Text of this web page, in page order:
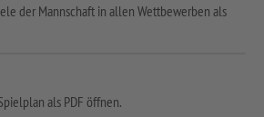
der Mannschaft in allen Wettbewerben als
als PDF öffnen.